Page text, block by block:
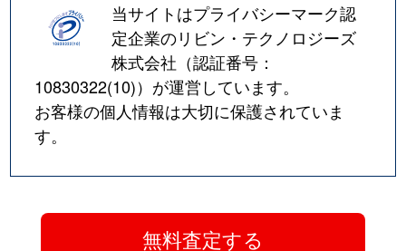
当サイトはプライバシーマーク認
定企業のリビン・テクノロジーズ
株式会社（認証番号：
10830322(10)）が運営しています。
お客様の個人情報は大切に保護されていま
す。